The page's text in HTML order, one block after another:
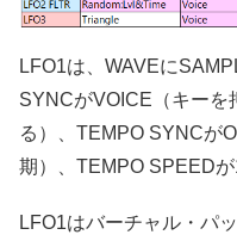
LFO1は、WAVEに
SYNCがVOICE（キーを
る）、TEMPO SYNCが
期）、TEMPO SPEEDが
LFO1はバーチャル・パ